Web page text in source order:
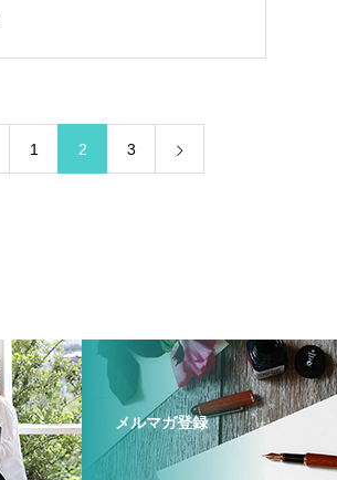
1 2 3
メルマガ登録